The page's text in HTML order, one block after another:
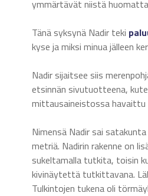
ymmärtävät niistä
Tänä syksynä Nadir teki
kyse ja miksi minua jälleen
Nadir sijaitsee siis
etsinnän sivutuotteena,
mittausaineistossa havaittu
Nimensä Nadir sai
metriä. Nadirin rakenne on
sukeltamalla tutkita, toisin
kivinäytettä tutkittavana.
Tulkintojen tukena oli